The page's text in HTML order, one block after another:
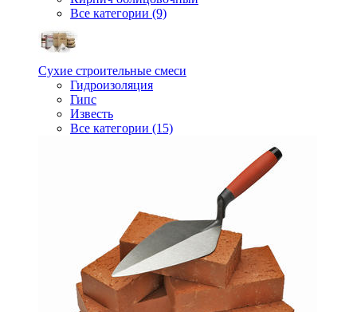
Все категории (9)
Сухие строительные смеси
Гидроизоляция
Гипс
Известь
Все категории (15)